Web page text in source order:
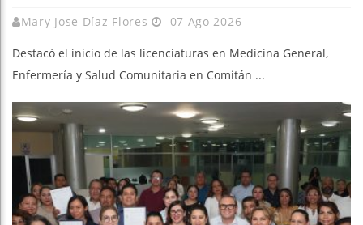
Mary Jose Díaz Flores 07 Ago 2026
Destacó el inicio de las licenciaturas en Medicina General,
Enfermería y Salud Comunitaria en Comitán ...